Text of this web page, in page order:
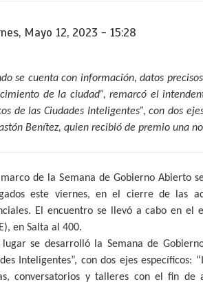
Mayo 12, 2023 - 15:28
se cuenta con información, datos
de la ciudad”, remarcó el
de las Ciudades Inteligentes”, con dos
Benítez, quien recibió de premio una
de la Semana de Gobierno Abierto
este viernes, en el cierre de las
El encuentro se llevó a cabo en el
en Salta al 400.
lugar se desarrolló la Semana de
Inteligentes”, con dos ejes específicos:
conversatorios y talleres con el fin de